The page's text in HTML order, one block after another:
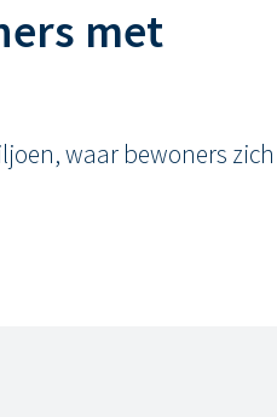
met
waar bewoners zich